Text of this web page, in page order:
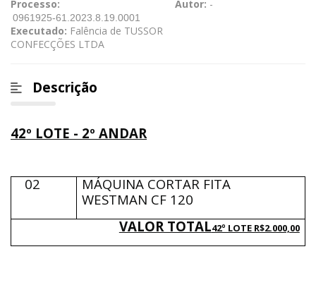
Processo: Autor: -
Executado: Falência de TUSSOR
CONFECÇÕES LTDA
Descrição
42º LOTE - 2º ANDAR
02
MÁQUINA CORTAR FITA
WESTMAN CF 120
VALOR TOTAL42º LOTE R$2.000,00